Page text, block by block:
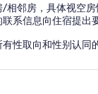
相邻房，具体视空
系信息向住宿提出
性取向和性别认同